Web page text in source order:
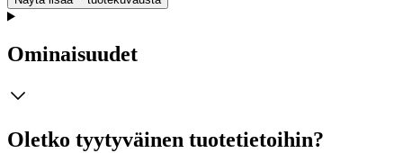
Ominaisuudet
Oletko tyytyväinen tuotetietoihin?